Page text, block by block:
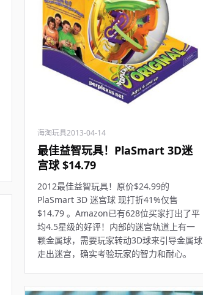
海淘玩具2013-04-14
最佳益智玩具！PlaSmart 3D迷
宫球 $14.79
2012最佳益智玩具！原价$24.99的
PlaSmart 3D 迷宫球 现打折41%仅售
$14.79 。Amazon已有628位买家打出了平
均4.5星级的好评！内部的迷宫轨道上有一
颗金属球，需要玩家转动3D球来引导金属球
走出迷宫，确实考验玩家的智力和耐心。